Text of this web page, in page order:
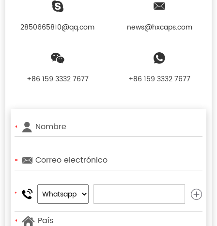
2850665810@qq.com news@hxcaps.com
+86 159 3332 7677 +86 159 3332 7677
*
*
*
*